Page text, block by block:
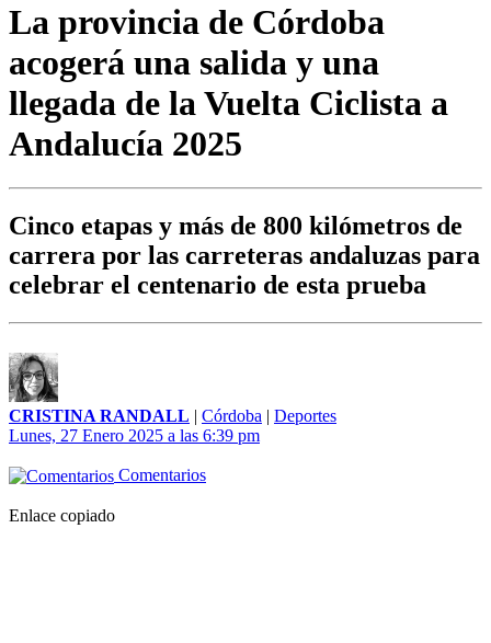
La provincia de Córdoba
acogerá una salida y una
llegada de la Vuelta Ciclista a
Andalucía 2025
Cinco etapas y más de 800 kilómetros de
carrera por las carreteras andaluzas para
celebrar el centenario de esta prueba
CRISTINA RANDALL | Córdoba | Deportes
Lunes, 27 Enero 2025 a las 6:39 pm
Comentarios
Enlace copiado